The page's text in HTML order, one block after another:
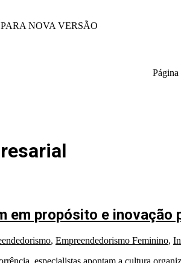
NOVA VERSÃO
em propósito e
, Empreendedorismo Feminino,